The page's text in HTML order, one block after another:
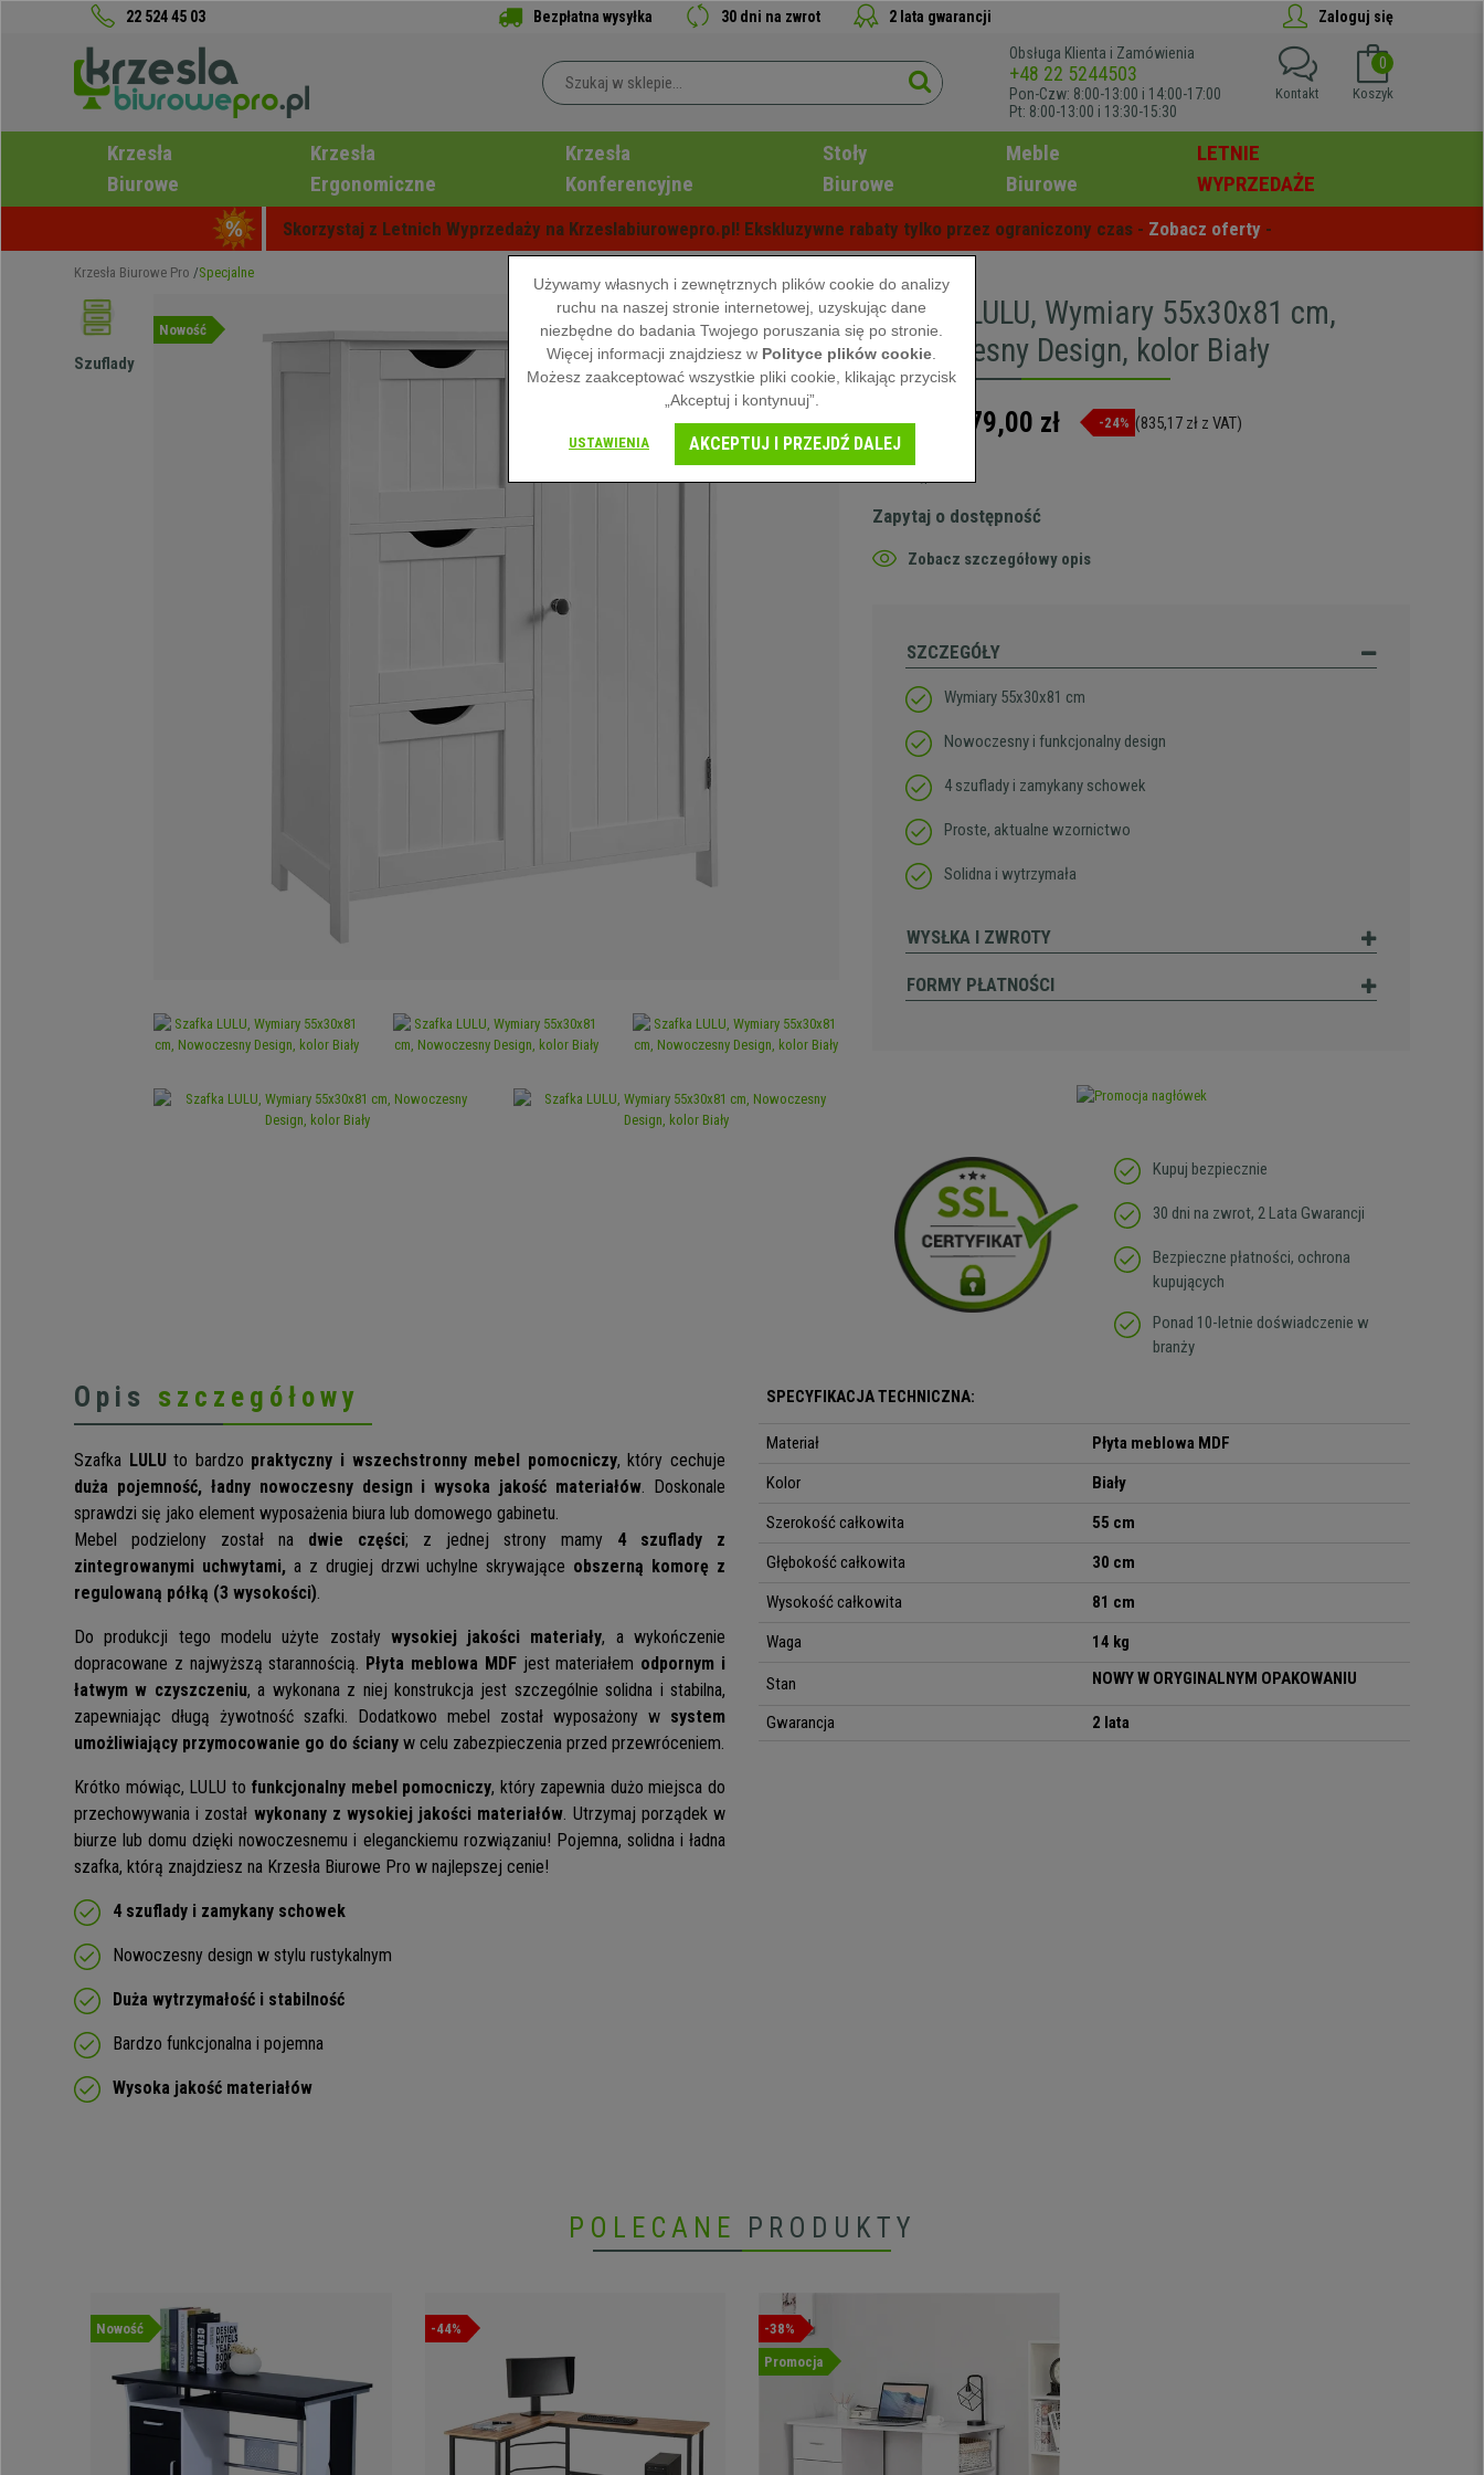
22 524 45 03 Bezpłatna wysyłka 30 dni na zwrot 2 lata gwarancji Zaloguj się
Obsługa Klienta i Zamówienia
+48 22 5244503
Pon-Czw: 8:00-13:00 i 14:00-17:00
Pt: 8:00-13:00 i 13:30-15:30
0
Koszyk
Kontakt
Krzesła
Biurowe
Krzesła
Ergonomiczne
Krzesła
Konferencyjne
Stoły
Biurowe
Meble
Biurowe
LETNIE
WYPRZEDAŻE
Skorzystaj z Letnich Wyprzedaży na Krzeslabiurowepro.pl! Ekskluzywne rabaty tylko przez ograniczony czas - Zobacz oferty -
Krzesła Biurowe Pro Specjalne
Szuflady
Nowość
Szafka LULU, Wymiary 55x30x81 cm,
Nowoczesny Design, kolor Biały
899,00 zł 679,00 zł -24% (835,17 zł z VAT)
Zapytaj o dostępność
Zobacz szczegółowy opis
SZCZEGÓŁY
Wymiary 55x30x81 cm
Nowoczesny i funkcjonalny design
4 szuflady i zamykany schowek
Proste, aktualne wzornictwo
Solidna i wytrzymała
WYSŁKA I ZWROTY
FORMY PŁATNOŚCI
Kupuj bezpiecznie
30 dni na zwrot, 2 Lata Gwarancji
Bezpieczne płatności, ochrona
kupujących
Ponad 10-letnie doświadczenie w
branży
Opis szczegółowy
Szafka LULUto bardzo praktyczny i wszechstronny mebel pomocniczy, który cechuje
duża pojemność, ładny nowoczesny design i wysoka jakość materiałów. Doskonale
sprawdzi się jako element wyposażenia biura lub domowego gabinetu.
Mebel podzielony został na dwie części; z jednej strony mamy 4 szuflady z
zintegrowanymi uchwytami,a z drugiej drzwi uchylne skrywające obszerną komorę z
regulowaną półką (3 wysokości).
Do produkcji tego modelu użyte zostały wysokiej jakości materiały, a wykończenie
dopracowane z najwyższą starannością. Płyta meblowa MDFjest materiałem odpornym i
łatwym w czyszczeniu, a wykonana z niej konstrukcja jest szczególnie solidna i stabilna,
zapewniając długą żywotność szafki. Dodatkowo mebel został wyposażony w system
umożliwiający przymocowanie go do ściany w celu zabezpieczenia przed przewróceniem.
Krótko mówiąc, LULU to funkcjonalny mebel pomocniczy, który zapewnia dużo miejsca do
przechowywania i został wykonany z wysokiej jakości materiałów. Utrzymaj porządek w
biurze lub domu dzięki nowoczesnemu i eleganckiemu rozwiązaniu! Pojemna, solidna i ładna
szafka, którą znajdziesz na Krzesła Biurowe Pro w najlepszej cenie!
4 szuflady i zamykany schowek
Nowoczesny design w stylu rustykalnym
Duża wytrzymałość i stabilność
Bardzo funkcjonalna i pojemna
Wysoka jakość materiałów
SPECYFIKACJA TECHNICZNA:
Materiał
Płyta meblowa MDF
Kolor
Biały
Szerokość całkowita
55 cm
Głębokość całkowita
30 cm
Wysokość całkowita
81 cm
Waga
14 kg
Stan NOWY W ORYGINALNYM OPAKOWANIU
Gwarancja 2 lata
POLECANE PRODUKTY
Nowość -44%
-38%
Promocja
Używamy własnych i zewnętrznych plików cookie do analizy
ruchu na naszej stronie internetowej, uzyskując dane
niezbędne do badania Twojego poruszania się po stronie.
Więcej informacji znajdziesz w Polityce plików cookie
Możesz zaakceptować wszystkie pliki cookie, klikając przycisk
„Akceptuj i kontynuuj”.
USTAWIENIA AKCEPTUJ I PRZEJDŹ DALEJ